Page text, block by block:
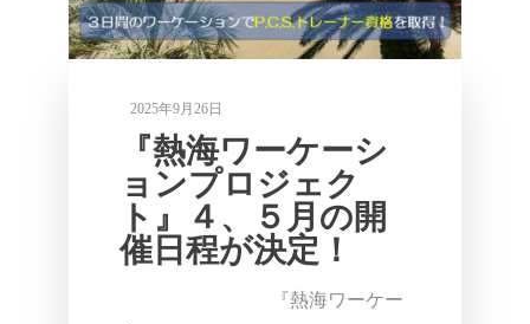
2025年9月26日
『熱海ワーケーシ
ョンプロジェク
ト』４、５月の開
催日程が決定！
『熱海ワーケー